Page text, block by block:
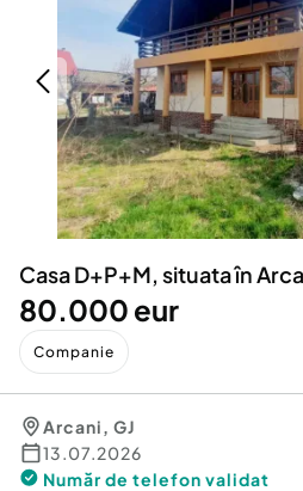
Animale de companie
Afaceri și echipamente
Inchiriere Bunuri si Vehicule
Utilaje agricole si industriale
Piese auto si accesorii
Dacia Duster
Casa D+P+M, situata în
80.000 eur
Companie
Arcani, GJ
13.07.2026
Număr de telefon validat